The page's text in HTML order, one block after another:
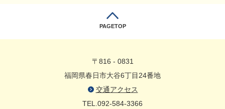
PAGETOP
〒816 - 0831
福岡県春日市大谷6丁目24番地
交通アクセス
TEL.092-584-3366